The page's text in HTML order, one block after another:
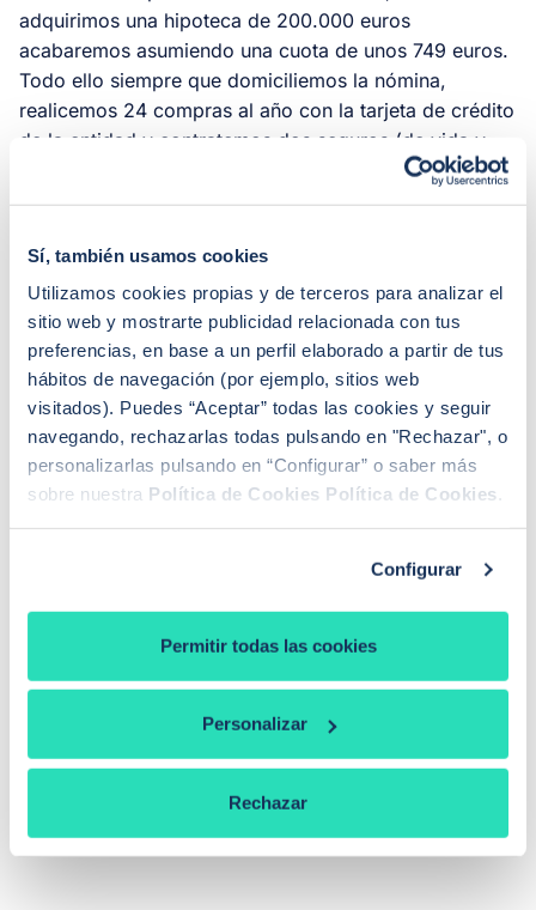
Sí, también usamos cookies
Utilizamos cookies propias y de terceros para analizar el
sitio web y mostrarte publicidad relacionada con tus
preferencias, en base a un perfil elaborado a partir de tus
hábitos de navegación (por ejemplo, sitios web
visitados). Puedes “Aceptar” todas las cookies y seguir
navegando, rechazarlas todas pulsando en "Rechazar", o
personalizarlas pulsando en “Configurar” o saber más
sobre nuestra Política de Cookies Política de Cookies .
Configurar
Permitir todas las cookies
Personalizar
Rechazar
adquirimos una hipoteca de 200.000 euros
acabaremos asumiendo una cuota de unos 749 euros.
Todo ello siempre que domiciliemos la nómina,
realicemos 24 compras al año con la tarjeta de crédito
de la entidad y contratemos dos seguros (de vida y